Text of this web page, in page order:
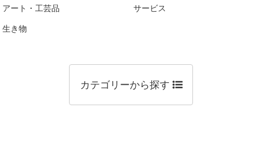
アート・工芸品 サービス
生き物
カテゴリーから探す